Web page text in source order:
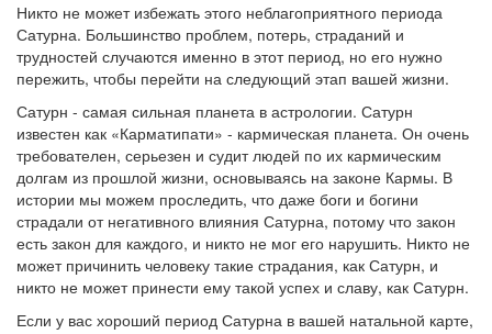
Никто не может избежать этого неблагоприятного периода
Сатурна. Большинство проблем, потерь, страданий и
трудностей случаются именно в этот период, но его нужно
пережить, чтобы перейти на следующий этап вашей жизни.
Сатурн - самая сильная планета в астрологии. Сатурн
известен как «Карматипати» - кармическая планета. Он очень
требователен, серьезен и судит людей по их кармическим
долгам из прошлой жизни, основываясь на законе Кармы. В
истории мы можем проследить, что даже боги и богини
страдали от негативного влияния Сатурна, потому что закон
есть закон для каждого, и никто не мог его нарушить. Никто не
может причинить человеку такие страдания, как Сатурн, и
никто не может принести ему такой успех и славу, как Сатурн.
Если у вас хороший период Сатурна в вашей натальной карте,